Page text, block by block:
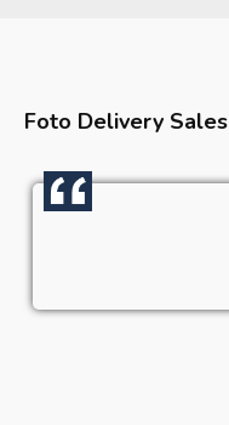
Foto Delivery Sales